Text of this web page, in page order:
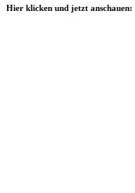
Hier klicken und jetzt anschauen: